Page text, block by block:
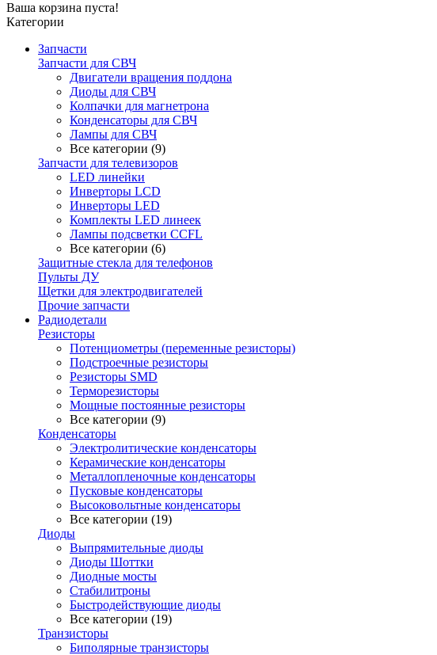
Ваша корзина пуста!
Категории
Запчасти
Запчасти для СВЧ
Двигатели вращения поддона
Диоды для СВЧ
Колпачки для магнетрона
Конденсаторы для СВЧ
Лампы для СВЧ
Все категории (9)
Запчасти для телевизоров
LED линейки
Инверторы LCD
Инверторы LED
Комплекты LED линеек
Лампы подсветки CCFL
Все категории (6)
Защитные стекла для телефонов
Пульты ДУ
Щетки для электродвигателей
Прочие запчасти
Радиодетали
Резисторы
Потенциометры (переменные резисторы)
Подстроечные резисторы
Резисторы SMD
Терморезисторы
Мощные постоянные резисторы
Все категории (9)
Конденсаторы
Электролитические конденсаторы
Керамические конденсаторы
Металлопленочные конденсаторы
Пусковые конденсаторы
Высоковольтные конденсаторы
Все категории (19)
Диоды
Выпрямительные диоды
Диоды Шоттки
Диодные мосты
Стабилитроны
Быстродействующие диоды
Все категории (19)
Транзисторы
Биполярные транзисторы